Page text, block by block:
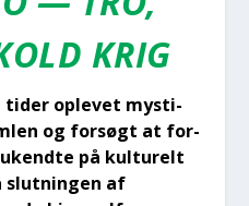
KRIG
tider ople­vet mysti­
og for­søgt at for­
på kul­tu­relt
slut­nin­gen af